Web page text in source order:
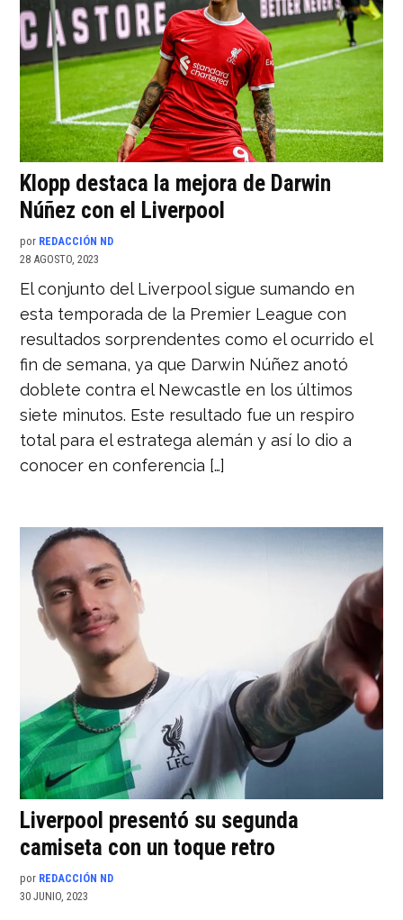
Klopp destaca la mejora de Darwin
Núñez con el Liverpool
por REDACCIÓN ND
28 AGOSTO, 2023
El conjunto del Liverpool sigue sumando en
esta temporada de la Premier League con
resultados sorprendentes como el ocurrido el
fin de semana, ya que Darwin Núñez anotó
doblete contra el Newcastle en los últimos
siete minutos. Este resultado fue un respiro
total para el estratega alemán y así lo dio a
conocer en conferencia […]
Liverpool presentó su segunda
camiseta con un toque retro
por REDACCIÓN ND
30 JUNIO, 2023